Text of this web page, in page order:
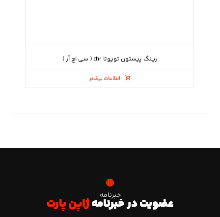
رینگ پیستون تویوتا chr ( سی اچ آر )
اطلاعات بیشتر
خبرنامه
عضویت در خبرنامهژاپن پارت